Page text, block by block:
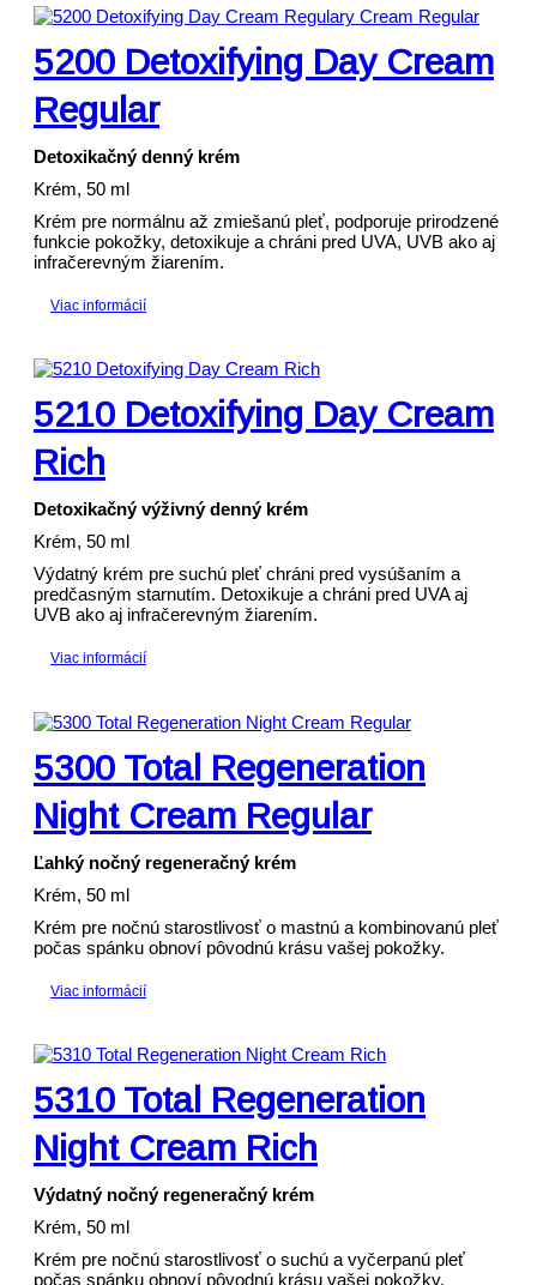
5200 Detoxifying Day Cream
Regular
Detoxikačný denný krém
Krém, 50 ml
Krém pre normálnu až zmiešanú pleť, podporuje prirodzené
funkcie pokožky, detoxikuje a chráni pred UVA, UVB ako aj
infračerevným žiarením.
Viac informácií
5210 Detoxifying Day Cream
Rich
Detoxikačný výživný denný krém
Krém, 50 ml
Výdatný krém pre suchú pleť chráni pred vysúšaním a
predčasným starnutím. Detoxikuje a chráni pred UVA aj
UVB ako aj infračerevným žiarením.
Viac informácií
5300 Total Regeneration
Night Cream Regular
Ľahký nočný regeneračný krém
Krém, 50 ml
Krém pre nočnú starostlivosť o mastnú a kombinovanú pleť
počas spánku obnoví pôvodnú krásu vašej pokožky.
Viac informácií
5310 Total Regeneration
Night Cream Rich
Výdatný nočný regeneračný krém
Krém, 50 ml
Krém pre nočnú starostlivosť o suchú a vyčerpanú pleť
počas spánku obnoví pôvodnú krásu vašej pokožky.